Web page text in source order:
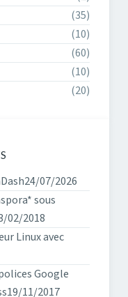
(35)
(10)
(60)
(10)
(20)
24/07/2026
sous
02/2018
Linux avec
Google
19/11/2017